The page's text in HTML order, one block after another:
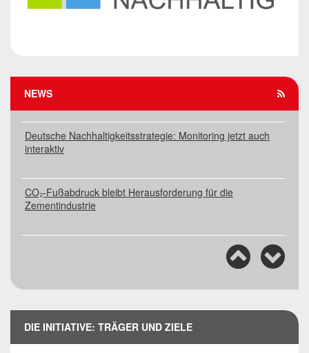
NEWS
Deutsche Zementindustrie auf dem Weg in eine CO₂-
freie Zukunft
Deutsche Nachhaltigkeitsstrategie: Monitoring jetzt auch
interaktiv
CO₂-Fußabdruck bleibt Herausforderung für die
Zementindustrie
Workshop: Perspektiven für CO₂-Infrastruktur in NRW
DIE INITIATIVE: TRÄGER UND ZIELE